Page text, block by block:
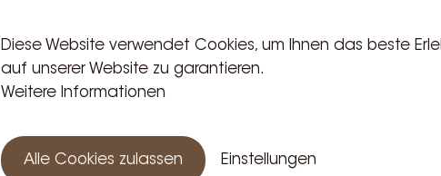
Diese Website verwendet Cookies, um Ihnen das beste
auf unserer Website zu garantieren.
Weitere Informationen
Alle Cookies zulassen Einstellungen